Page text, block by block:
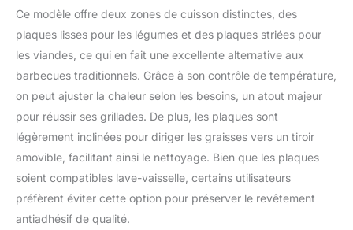
passez facilement de la
cuisson à la Plancha à
celle du Gril. Les plaques
lisses et rainurées offrent
une flexibilité inégalée,
permettant de préparer
expérience culinaire
unique Nettoyage
simplifié : Grâce au
revêtement antiadhésif
accessoires compatibles
Ce modèle offre deux zones de cuisson distinctes, des
plaques lisses pour les légumes et des plaques striées pour
les viandes, ce qui en fait une excellente alternative aux
barbecues traditionnels. Grâce à son contrôle de température,
on peut ajuster la chaleur selon les besoins, un atout majeur
pour réussir ses grillades. De plus, les plaques sont
légèrement inclinées pour diriger les graisses vers un tiroir
amovible, facilitant ainsi le nettoyage. Bien que les plaques
soient compatibles lave-vaisselle, certains utilisateurs
préfèrent éviter cette option pour préserver le revêtement
antiadhésif de qualité.